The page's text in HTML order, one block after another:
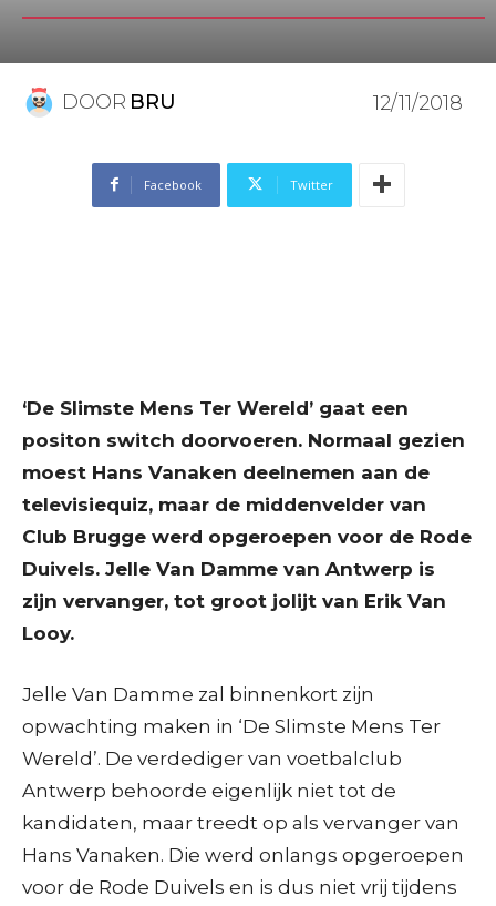
DOOR BRU 12/11/2018
Facebook Twitter
‘De Slimste Mens Ter Wereld’ gaat een
positon switch doorvoeren. Normaal gezien
moest Hans Vanaken deelnemen aan de
televisiequiz, maar de middenvelder van
Club Brugge werd opgeroepen voor de Rode
Duivels. Jelle Van Damme van Antwerp is
zijn vervanger, tot groot jolijt van Erik Van
Looy.
Jelle Van Damme zal binnenkort zijn
opwachting maken in ‘De Slimste Mens Ter
Wereld’. De verdediger van voetbalclub
Antwerp behoorde eigenlijk niet tot de
kandidaten, maar treedt op als vervanger van
Hans Vanaken. Die werd onlangs opgeroepen
voor de Rode Duivels en is dus niet vrij tijdens